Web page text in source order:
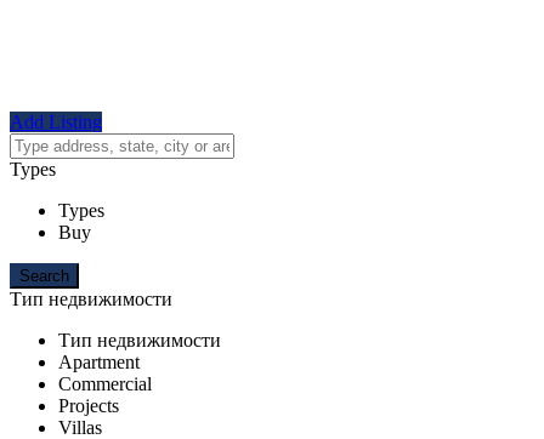
Add Listing
Types
Types
Buy
Тип недвижимости
Тип недвижимости
Apartment
Commercial
Projects
Villas